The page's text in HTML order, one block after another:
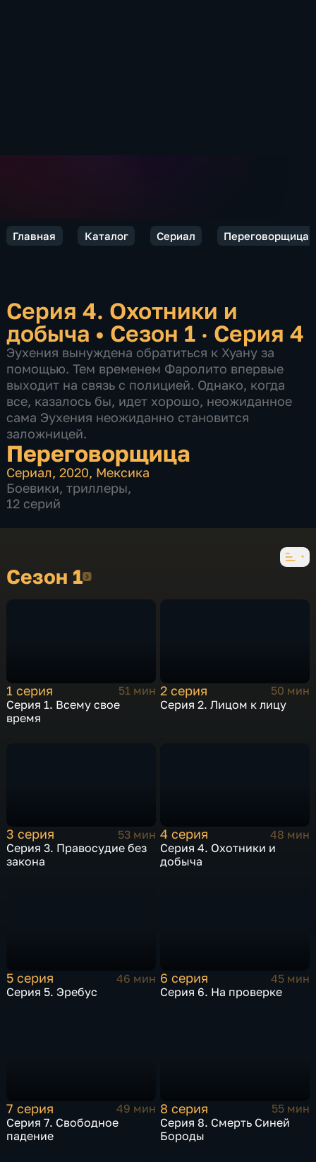
Главная Каталог Сериал Переговорщица
Серия 4. Охотники и
добыча • Сезон 1 · Серия 4
Эухения вынуждена обратиться к Хуану за
помощью. Тем временем Фаролито впервые
выходит на связь с полицией. Однако, когда
все, казалось бы, идет хорошо, неожиданное
сама Эухения неожиданно становится
заложницей.
Переговорщица
Сериал,2020, Мексика
Боевики,триллеры,
12 серий
Сезон 1Сезон 1
1 серия
51 мин
Серия 1. Всему свое
время
2 серия
50 мин
Серия 2. Лицом к лицу
3 серия
53 мин
Серия 3. Правосудие без
закона
4 серия
48 мин
Серия 4. Охотники и
добыча
5 серия
46 мин
Серия 5. Эребус
6 серия
45 мин
Серия 6. На проверке
7 серия
49 мин
Серия 7. Свободное
падение
8 серия
55 мин
Серия 8. Смерть Синей
Бороды